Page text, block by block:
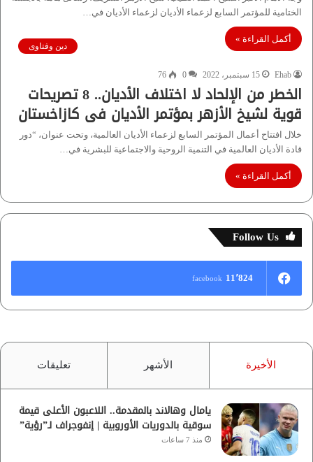
الختامية للمؤتمر السابع لزعماء الأديان لزعماء الأديان في…
أكمل القراءة »
دين وفتاوى
Ehab 15 سبتمبر، 2022 0
76
الخطر من الإلحاد لا اختلاف الأديان.. 8 تصريحات
قوية لشيخ الأزهر بمؤتمر الأديان فى كازاخستان
خلال افتتاح أعمال المؤتمر السابع لزعماء الأديان العالمية، وتحت عنوان، “دور
قادة الأديان العالمية في التنمية الروحية والاجتماعية للبشرية في…
أكمل القراءة »
Follow Us
11٬824 facebook
الأخيرة الأشهر تعليقات
يامال وهالاند بالمقدمة.. اللاعبون الأعلى قيمة
سوقية بالدوريات الأوروبية | إنفوجراف لـ”رؤية”
منذ 7 ساعات